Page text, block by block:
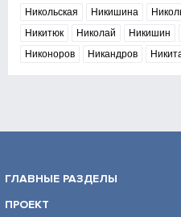
Никольская
Никишина
Никитюк
Николай Никишин
Никоноров
Никандров
ГЛАВНЫЕ РАЗДЕЛЫ
ПРОЕКТ